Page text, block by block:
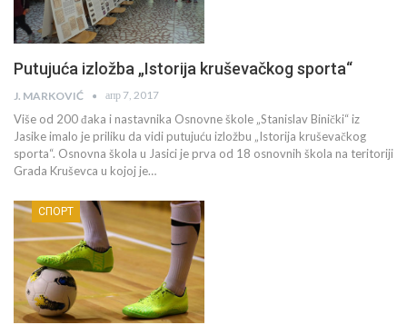
Putujuća izložba „Istorija kruševačkog sporta“
J. MARKOVIĆ апр 7, 2017
Više od 200 đaka i nastavnika Osnovne škole „Stanislav Binički“ iz
Jasike imalo je priliku da vidi putujuću izložbu „Istorija kruševačkog
sporta“. Osnovna škola u Jasici je prva od 18 osnovnih škola na teritoriji
Grada Kruševca u kojoj je…
СПОРТ